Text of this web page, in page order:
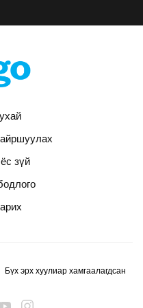
Н.Батсуурь элэг бүсээ
олноор уухайлуулсан
суудлаас нь өндөлзүүлсэн
зүй
эрх хуулиар хамгаалагдсан